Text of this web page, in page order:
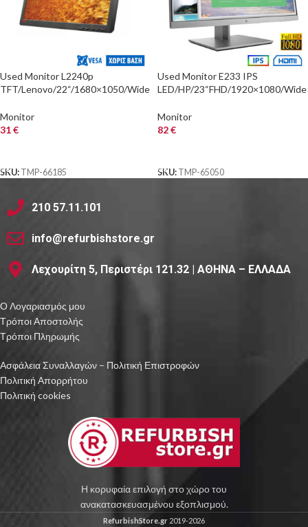
Used Monitor L2240p
TFT/Lenovo/22“/1680×1050/Wide
Monitor
31€
SKU: TMP-66185
Used Monitor E233 IPS
LED/HP/23“FHD/1920×1080/Wide
Monitor
82€
SKU: TMP-65050
210 57.11.101
info@refurbishstore.gr
Λεχουρίτη 5, Περιστέρι 121.32 | ΑΘΗΝΑ – ΕΛΛΑΔΑ
Ο Λογαριασμός μου
Τρόποι Αποστολής
Τρόποι Πληρωμής
Ασφάλεια Συναλλαγών – Πολιτική Επιστροφών
Πολιτική Απορρήτου
Πολιτική cookies
Η κορυφαία επιλογή στο χώρο του
ανακατασκευασμένου εξοπλισμού.
RefurbishStore.gr 2019-2026